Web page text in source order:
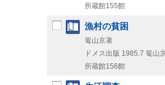
所蔵館155館
漁村の貧困
篭山京著
ドメス出版 1985.7 篭山
所蔵館156館